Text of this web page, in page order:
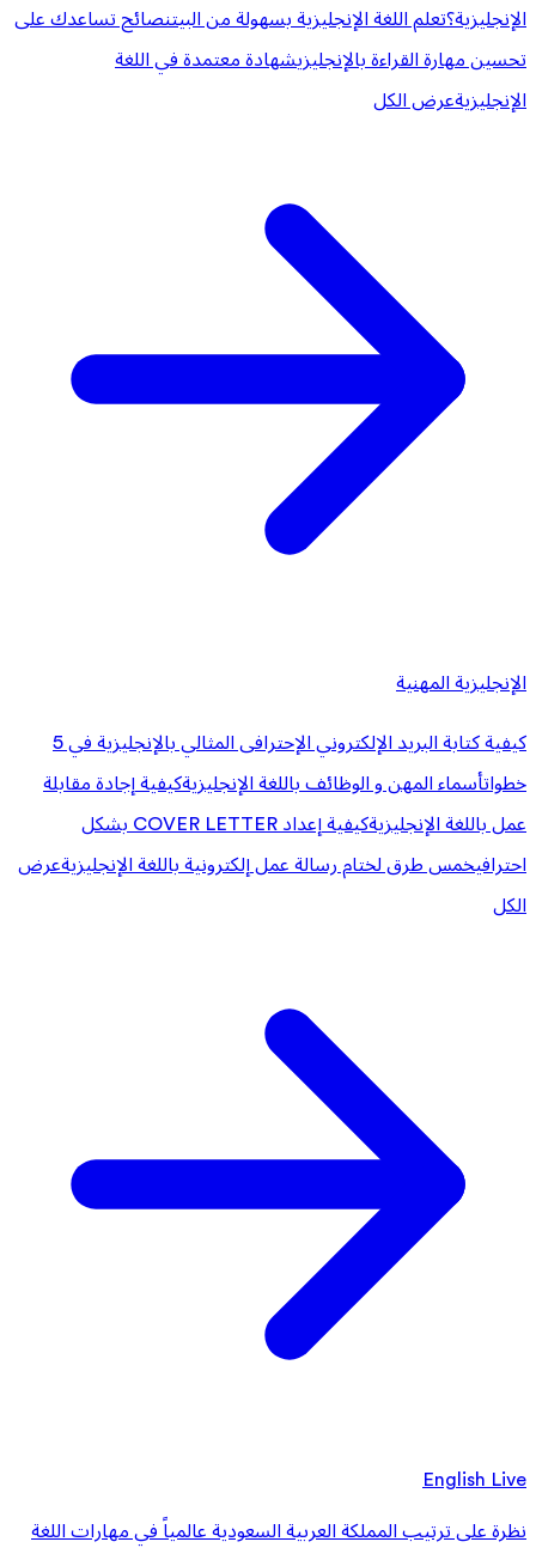
الإنجليزية؟تعلم اللغة الإنجليزية بسهولة من البيتنصائح تساعدك على
تحسين مهارة القراءة بالإنجليزيشهادة معتمدة في اللغة
الإنجليزيةعرض الكل
الإنجليزية المهنية
كيفية كتابة البريد الإلكتروني الإحترافى المثالي بالإنجليزية في 5
خطواتأسماء المهن و الوظائف باللغة الإنجليزيةكيفية إجادة مقابلة
عمل باللغة الإنجليزية
كيفية إعداد COVER LETTER بشكل
احترافيخمس طرق لختام رسالة عمل إلكترونية باللغة الإنجليزيةعرض
الكل
English Live
نظرة على ترتيب المملكة العربية السعودية عالمياً في مهارات اللغة